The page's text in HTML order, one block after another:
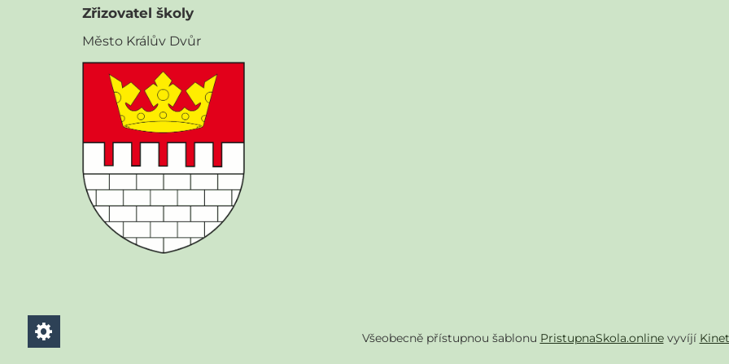
Zřizovatel školy
Město Králův Dvůr
Všeobecně přístupnou šablonu PristupnaSkola.onlinevyvíjí Kinet